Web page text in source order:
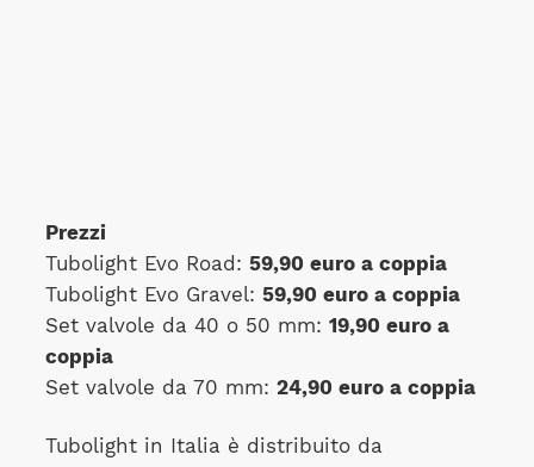
Prezzi
Tubolight Evo Road: 59,90 euro a coppia
Tubolight Evo Gravel: 59,90 euro a coppia
Set valvole da 40 o 50 mm: 19,90 euro a
coppia
Set valvole da 70 mm: 24,90 euro a coppia
Tubolight in Italia è distribuito da